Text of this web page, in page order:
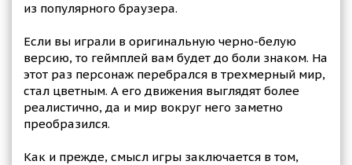
из популярного браузера.
Если вы играли в оригинальную черно-белую
версию, то геймплей вам будет до боли знаком. На
этот раз персонаж перебрался в трехмерный мир,
стал цветным. А его движения выглядят более
реалистично, да и мир вокруг него заметно
преобразился.
Как и прежде, смысл игры заключается в том,